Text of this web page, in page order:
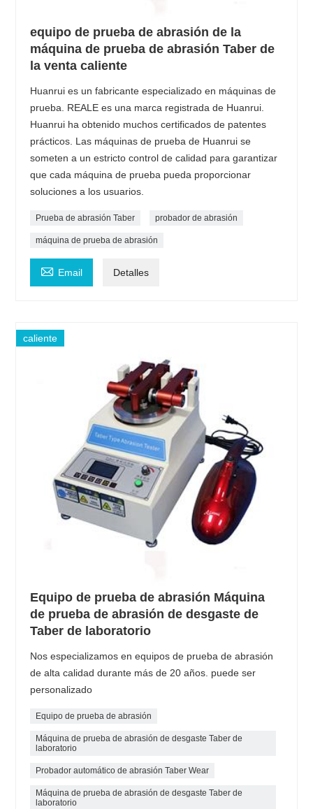
equipo de prueba de abrasión de la
máquina de prueba de abrasión Taber de
la venta caliente
Huanrui es un fabricante especializado en máquinas de
prueba. REALE es una marca registrada de Huanrui.
Huanrui ha obtenido muchos certificados de patentes
prácticos. Las máquinas de prueba de Huanrui se
someten a un estricto control de calidad para garantizar
que cada máquina de prueba pueda proporcionar
soluciones a los usuarios.
Prueba de abrasión Taber probador de abrasión
máquina de prueba de abrasión
 Email Detalles
caliente
Equipo de prueba de abrasión Máquina
de prueba de abrasión de desgaste de
Taber de laboratorio
Nos especializamos en equipos de prueba de abrasión
de alta calidad durante más de 20 años. puede ser
personalizado
Equipo de prueba de abrasión
Máquina de prueba de abrasión de desgaste Taber de
laboratorio
Probador automático de abrasión Taber Wear
Máquina de prueba de abrasión de desgaste Taber de
laboratorio